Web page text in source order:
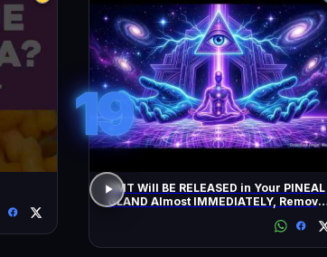
19
DMT Will BE RELEASED in Your PINEAL
GLAND Almost IMMEDIATELY, Remove